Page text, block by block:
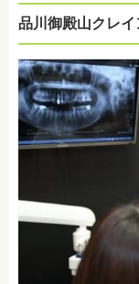
品川御殿山クレ